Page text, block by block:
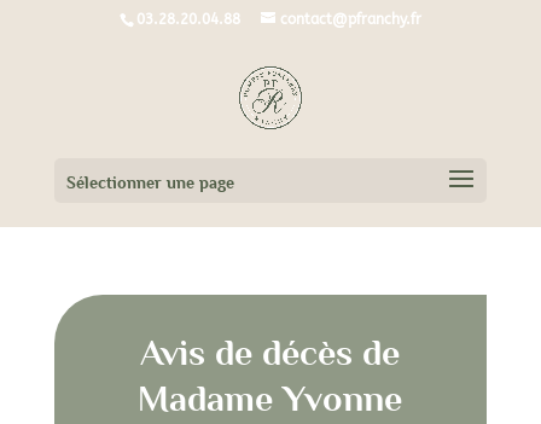
03.28.20.04.88 contact@pfranchy.fr
Sélectionner une page
Avis de décès de
Madame Yvonne